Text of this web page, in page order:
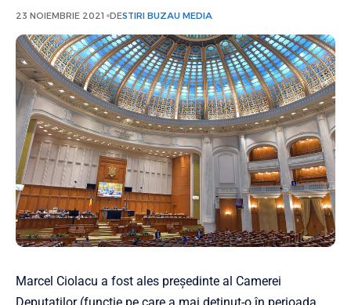
23 NOIEMBRIE 2021 DESTIRI BUZAU MEDIA
Marcel Ciolacu a fost ales președinte al Camerei